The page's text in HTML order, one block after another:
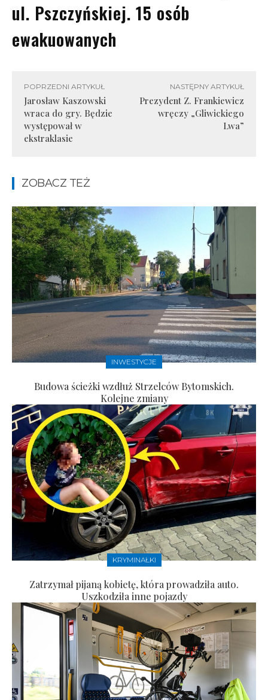
ul. Pszczyńskiej. 15 osób
ewakuowanych
POPRZEDNI ARTYKUŁ
Jarosław Kaszowski
wraca do gry. Będzie
występował w
ekstraklasie
NASTĘPNY ARTYKUŁ
Prezydent Z. Frankiewicz
wręczy „Gliwickiego
Lwa”
ZOBACZ TEŻ
INWESTYCJE
Budowa ścieżki wzdłuż Strzelców Bytomskich.
Kolejne zmiany
KRYMINAŁKI
Zatrzymał pijaną kobietę, która prowadziła auto.
Uszkodziła inne pojazdy